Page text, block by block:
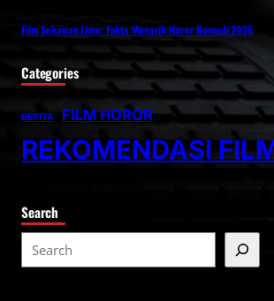
Film Sekawan Limo: Fakta Menarik Horor Komedi 2026
Categories
BERITA FILM HOROR
REKOMENDASI
Search
e